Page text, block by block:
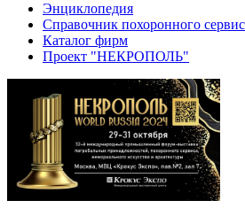
Энциклопедия
Справочник похоронного
Каталог фирм
Проект "НЕКРОПОЛЬ"